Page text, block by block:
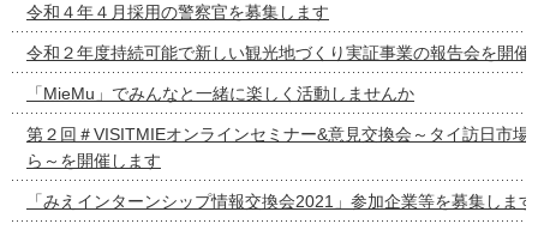
令和４年４月採用の警察官を募集します
令和２年度持続可能で新しい観光地づくり実証事業の報告会を開催
「MieMu」でみんなと一緒に楽しく活動しませんか
第２回＃VISITMIEオンラインセミナー&意見交換会～タイ訪日市場
ら～を開催します
「みえインターンシップ情報交換会2021」参加企業等を募集します